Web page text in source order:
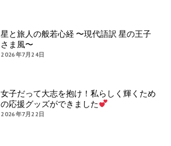
星と旅人の般若心経 〜現代語訳 星の王子
さま風〜
2026年7月24日
女子だって大志を抱け！私らしく輝くため
の応援グッズができました
2026年7月22日